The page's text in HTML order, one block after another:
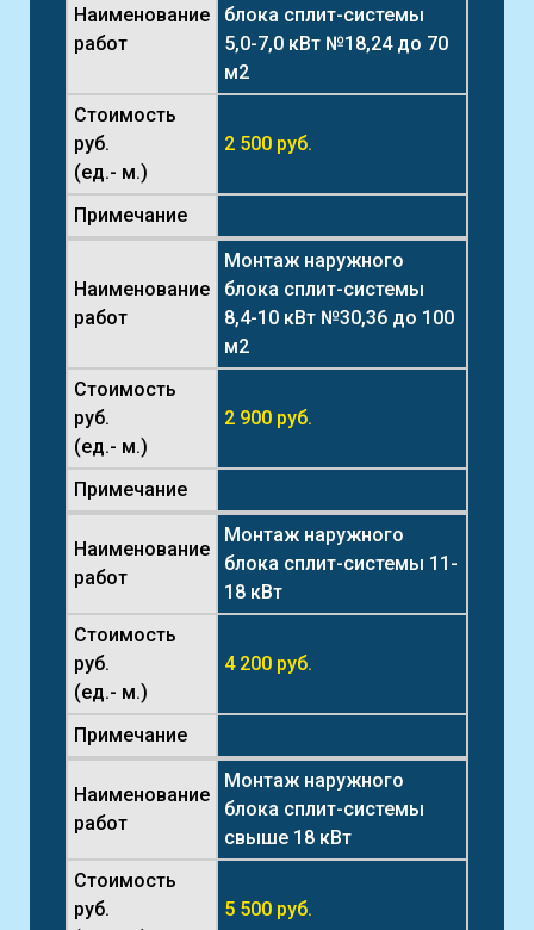
Наименование
работ
блока сплит-системы
5,0-7,0 кВт №18,24 до 70
м2
Стоимость
руб.
(ед.- м.)
2 500 руб.
Примечание
Наименование
работ
Монтаж наружного
блока сплит-системы
8,4-10 кВт №30,36 до 100
м2
Стоимость
руб.
(ед.- м.)
2 900 руб.
Примечание
Наименование
работ
Монтаж наружного
блока сплит-системы 11-
18 кВт
Стоимость
руб.
(ед.- м.)
4 200 руб.
Примечание
Наименование
работ
Монтаж наружного
блока сплит-системы
свыше 18 кВт
Стоимость
руб.
5 500 руб.